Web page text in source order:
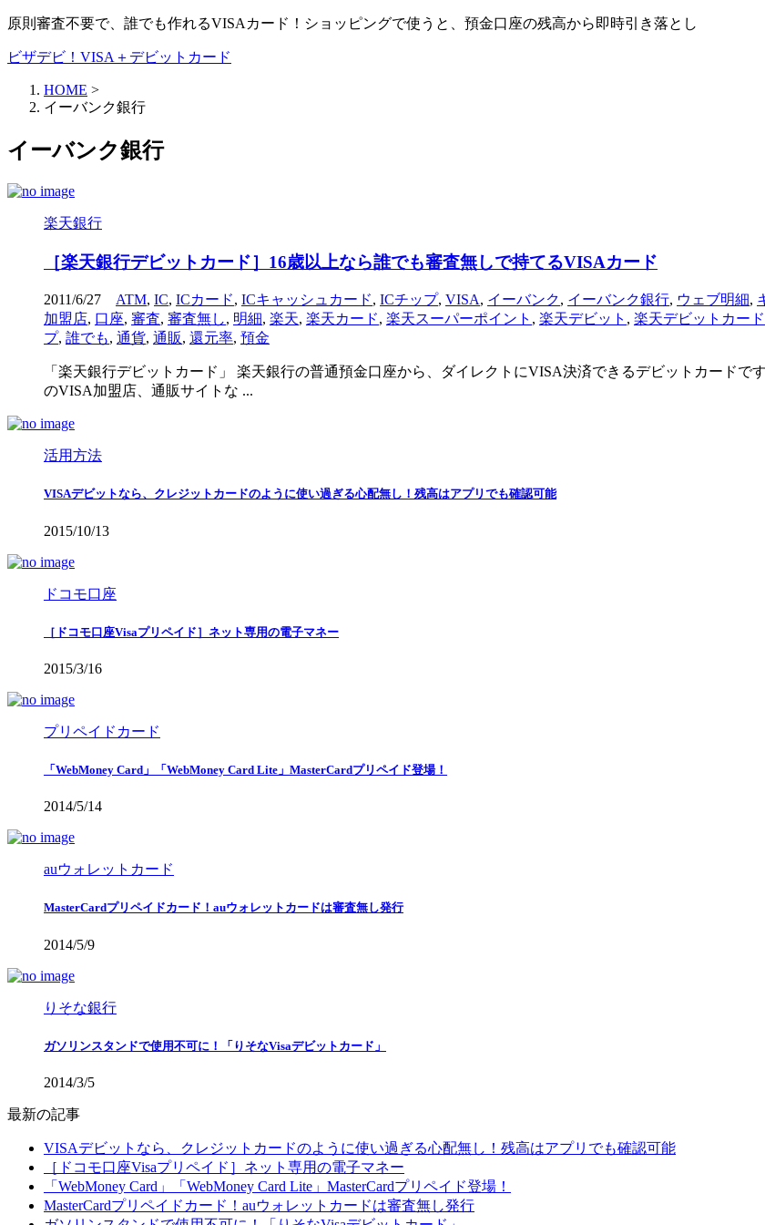
原則審査不要で、誰でも作れるVISAカード！ショッピングで使うと、預金口座の残高から即時引き落とし
ビザデビ！VISA＋デビットカード
HOME >
イーバンク銀行
イーバンク銀行
楽天銀行
［楽天銀行デビットカード］16歳以上なら誰でも審査無しで持てるVISAカード
2011/6/27 ATM, IC, ICカード, ICキャッシュカード, ICチップ, VISA, イーバンク, イーバンク銀行, ウェブ明細,
加盟店, 口座, 審査, 審査無し, 明細, 楽天, 楽天カード, 楽天スーパーポイント , 楽天デビット , 楽天デビットカード
プ, 誰でも, 通貨, 通販, 還元率, 預金
「楽天銀行デビットカード」 楽天銀行の普通預金口座から、ダイレクトにVISA決済できるデビットカード
のVISA加盟店、通販サイトな ...
活用方法
VISAデビットなら、クレジットカードのように使い過ぎる心配無し！残高はアプリでも確認可能
2015/10/13
ドコモ口座
［ドコモ口座Visaプリペイド］ネット専用の電子マネー
2015/3/16
プリペイドカード
「WebMoney Card」「WebMoney Card Lite」MasterCardプリペイド登場！
2014/5/14
auウォレットカード
MasterCardプリペイドカード！auウォレットカードは審査無し発行
2014/5/9
りそな銀行
ガソリンスタンドで使用不可に！「りそなVisaデビットカード」
2014/3/5
最新の記事
VISAデビットなら、クレジットカードのように使い過ぎる心配無し！残高はアプリでも確認可能
［ドコモ口座Visaプリペイド］ネット専用の電子マネー
「WebMoney Card」「WebMoney Card Lite」MasterCardプリペイド登場！
MasterCardプリペイドカード！auウォレットカードは審査無し発行